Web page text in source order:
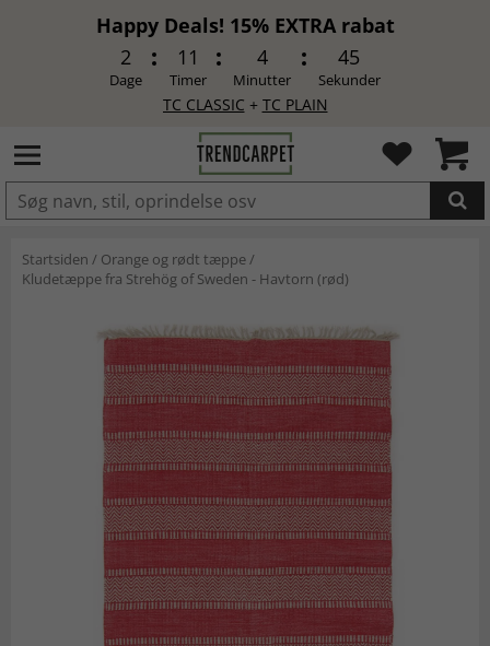
Happy Deals! 15% EXTRA rabat
2
Dage
11
Timer
4
Minutter
44
Sekunder
TC CLASSIC + TC PLAIN
LAGT I INDKØBSKURVEN.
Startsiden / Orange og rødt tæppe/
Kludetæppe fra Strehög of Sweden - Havtorn (rød)